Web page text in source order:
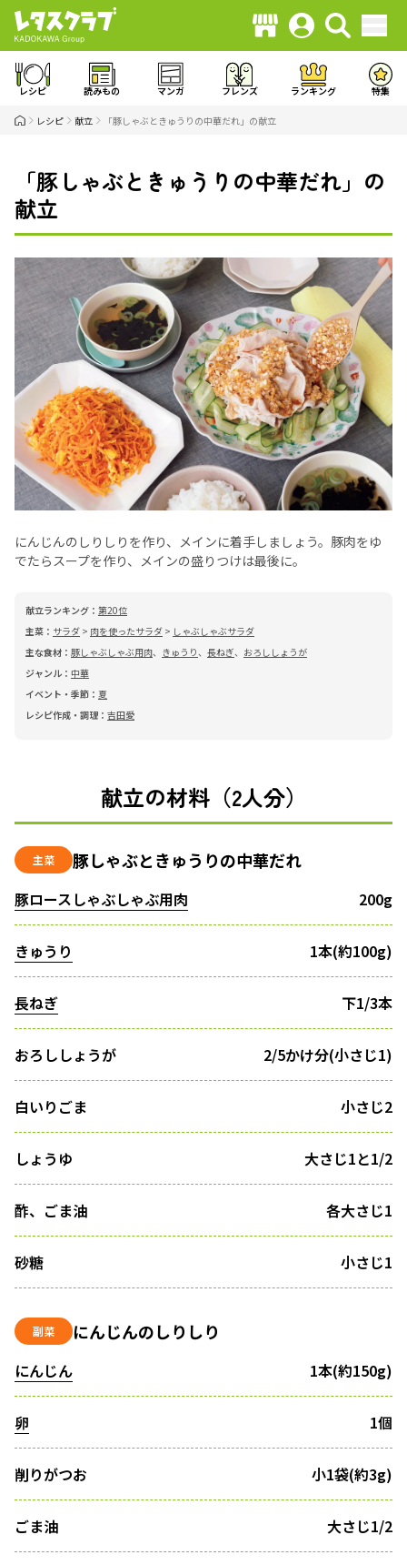
レシピ 読みもの マンガ フレンズ ランキング 特集
レシピ 献立 「豚しゃぶときゅうりの中華だれ」の献立
「豚しゃぶときゅうりの中華だれ」の
献立
にんじんのしりしりを作り、メインに着手しましょう。豚肉をゆ
でたらスープを作り、メインの盛りつけは最後に。
献立ランキング： 第20位
主菜： サラダ > 肉を使ったサラダ > しゃぶしゃぶサラダ
主な食材： 豚しゃぶしゃぶ用肉、 きゅうり、 長ねぎ、 おろししょうが
ジャンル： 中華
イベント・季節： 夏
レシピ作成・調理： 吉田愛
献立の材料（2人分）
主菜 豚しゃぶときゅうりの中華だれ
豚ロースしゃぶしゃぶ用肉 200g
きゅうり 1本(約100g)
長ねぎ 下1/3本
おろししょうが 2/5かけ分(小さじ1)
白いりごま 小さじ2
しょうゆ 大さじ1と1/2
酢、ごま油 各大さじ1
砂糖 小さじ1
副菜 にんじんのしりしり
にんじん 1本(約150g)
卵 1個
削りがつお 小1袋(約3g)
ごま油 大さじ1/2